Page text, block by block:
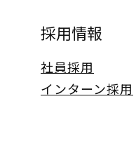
採用情報
社員採用
インターン採用